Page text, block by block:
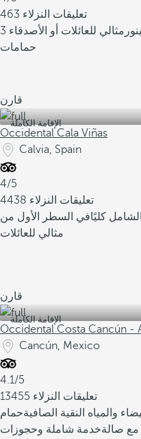
463 تعليقات النزلاء
مثالي للعائلات أو الأصدقاء 3
حمامات
قارن
الإقامة الكاملة
Occidental Cala Viñas
Calvia, Spain
4/5
4438 تعليقات النزلاء
كليًا
مثالي للعائلات
قارن
الإقامة الكاملة
Occidental Costa Cancún -
Cancún, Mexico
4.1/5
13455 تعليقات النزلاء
والمياه النقية الصافيةحمام
صالةخدمة شاملة وحجوزات